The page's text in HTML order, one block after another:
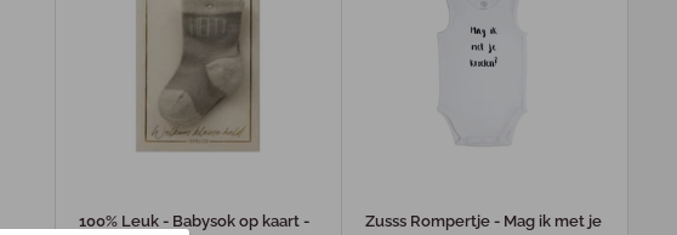
100% Leuk - Babysok op kaart -
Zusss Rompertje - Mag ik met je